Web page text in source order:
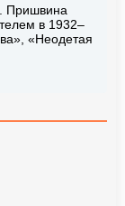
Пришвина
в 1932–
«Неодетая